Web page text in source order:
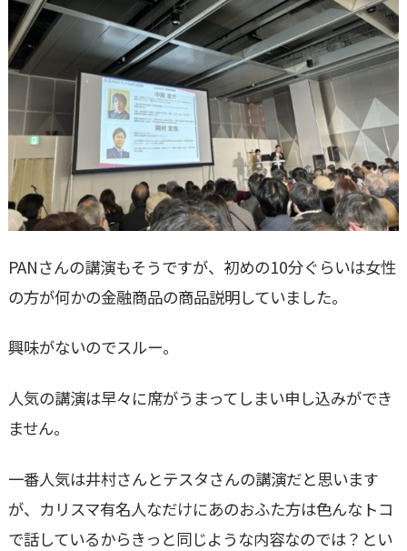
PANさんの講演もそうですが、初めの10分ぐらいは女性
の方が何かの金融商品の商品説明していました。
興味がないのでスルー。
人気の講演は早々に席がうまってしまい申し込みができ
ません。
一番人気は井村さんとテスタさんの講演だと思います
が、カリスマ有名人なだけにあのおふた方は色んなトコ
で話しているからきっと同じような内容なのでは？とい